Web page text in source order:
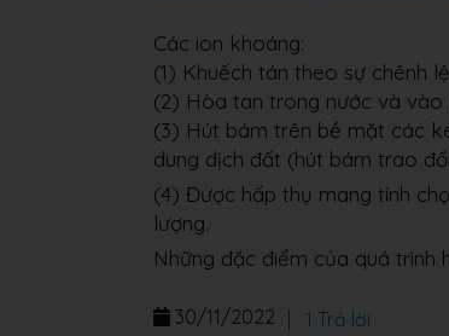
Các ion khoáng:
(1) Khuếch tán theo sự chênh
(2) Hòa tan trong nước và vào
(3) Hút bám trên bề mặt các
dung dịch đất (hút bám trao
(4) Được hấp thụ mang tính
lượng.
Những đặc điểm của quá trình
30/11/2022 1 Trả lời